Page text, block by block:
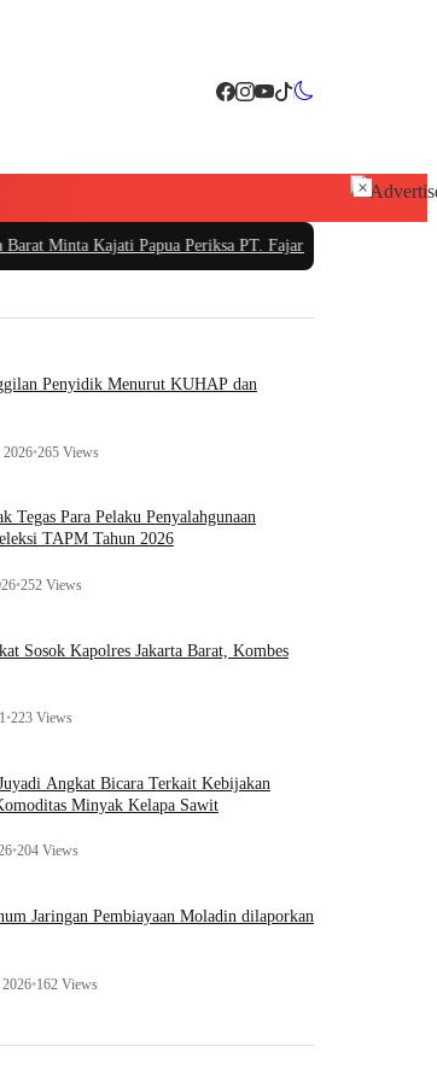
Kajati Papua Periksa PT. Fajar Papua|PT Sarana
Penyidik Menurut KUHAP dan
2026•265 Views
Tegas Para Pelaku Penyalahgunaan
TAPM Tahun 2026
•252 Views
Sosok Kapolres Jakarta Barat, Kombes
•223 Views
Angkat Bicara Terkait Kebijakan
Minyak Kelapa Sawit
•204 Views
Jaringan Pembiayaan Moladin dilaporkan
2026•162 Views
×